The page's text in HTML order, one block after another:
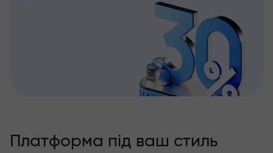
Платформа під ваш стиль